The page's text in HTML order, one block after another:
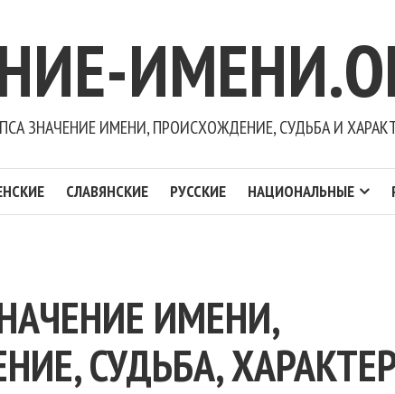
ЗНАЧЕНИЕ ИМЕНИ, ПРОИСХОЖДЕНИЕ, СУДЬБА И
СЛАВЯНСКИЕ РУССКИЕ НАЦИОНАЛЬНЫЕ
ИМЕНИ,
СУДЬБА,